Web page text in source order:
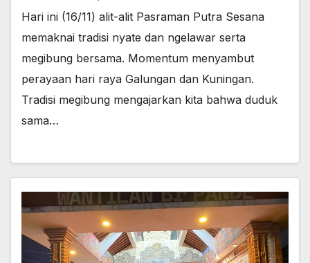
Hari ini (16/11) alit-alit Pasraman Putra Sesana
memaknai tradisi nyate dan ngelawar serta
megibung bersama. Momentum menyambut
perayaan hari raya Galungan dan Kuningan.
Tradisi megibung mengajarkan kita bahwa duduk
sama…